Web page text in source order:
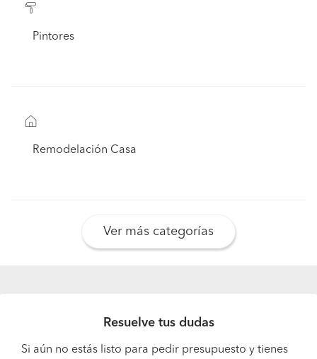
Pintores
Remodelación Casa
Ver más categorías
Resuelve tus dudas
Si aún no estás listo para pedir presupuesto y tienes